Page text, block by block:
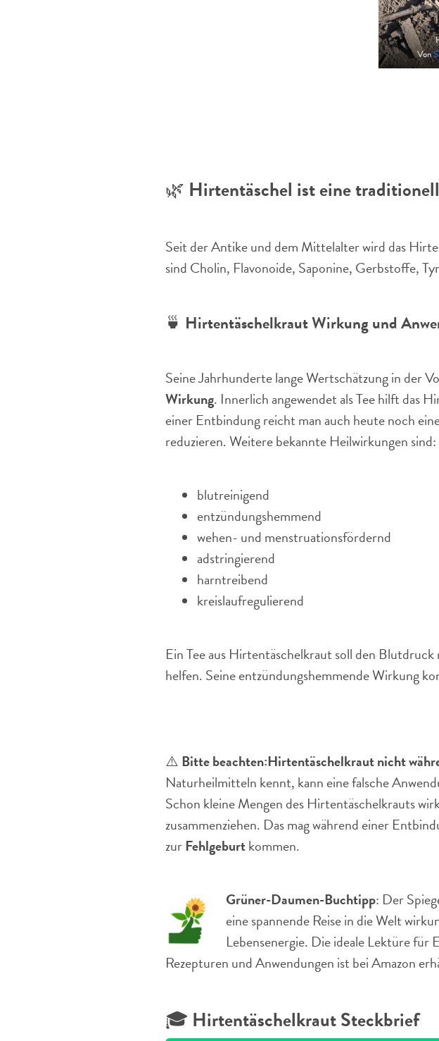
Von
🌿 Hirtentäschel ist eine
Seit der Antike und dem Mittelalter wird das
sind Cholin, Flavonoide, Saponine, Gerbstoffe,
🍵 Hirtentäschelkraut Wirkung und
Seine Jahrhunderte lange Wertschätzung in der
Wirkung. Innerlich angewendet als Tee hilft das
einer Entbindung reicht man auch heute noch
reduzieren. Weitere bekannte Heilwirkungen sind:
blutreinigend
entzündungshemmend
wehen- und menstruationsfördernd
adstringierend
harntreibend
kreislaufregulierend
Ein Tee aus Hirtentäschelkraut soll den
helfen. Seine entzündungshemmende Wirkung
⚠️ Bitte beachten:Hirtentäschelkraut nicht
Naturheilmitteln kennt, kann eine falsche
Schon kleine Mengen des Hirtentäschelkrauts
zusammenziehen. Das mag während einer
zurFehlgeburtkommen.
Grüner-Daumen-Buchtipp: Der
eine spannende Reise in die Welt
Lebensenergie. Die ideale Lektüre für
Rezepturen und Anwendungen ist bei Amazon
🎓 Hirtentäschelkraut Steckbrief